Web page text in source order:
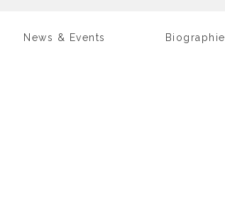
News & Events Biographie